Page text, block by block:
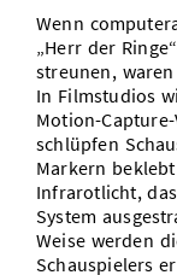
Wenn
„Herr der
streunen,
In Filmstudios
Motion-
schlüpfen
Markern
Infrarotlicht,
System
Weise werden
Schauspielers